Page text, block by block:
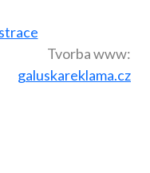
Tvorba www:
galuskareklama.cz